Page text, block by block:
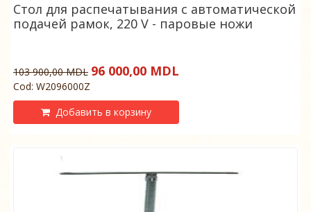
Стол для распечатывания с автоматической
подачей рамок, 220 V - паровые ножи
103 900,00 MDL 96 000,00 MDL
Cod: W2096000Z
Добавить в корзину